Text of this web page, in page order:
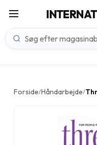
Forside/Håndarbejde/